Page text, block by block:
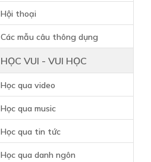
Hội thoại
Các mẫu câu thông dụng
HỌC VUI - VUI HỌC
Học qua video
Học qua music
Học qua tin tức
Học qua danh ngôn